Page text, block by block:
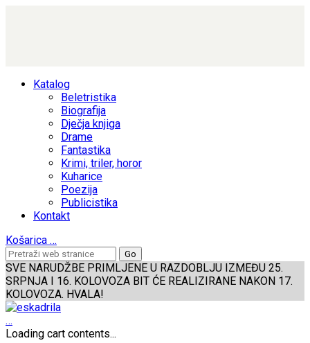
Katalog
Beletristika
Biografija
Dječja knjiga
Drame
Fantastika
Krimi, triler, horor
Kuharice
Poezija
Publicistika
Kontakt
Košarica …
SVE NARUDŽBE PRIMLJENE U RAZDOBLJU IZMEĐU 25.
SRPNJA I 16. KOLOVOZA BIT ĆE REALIZIRANE NAKON 17.
KOLOVOZA. HVALA!
…
Loading cart contents...